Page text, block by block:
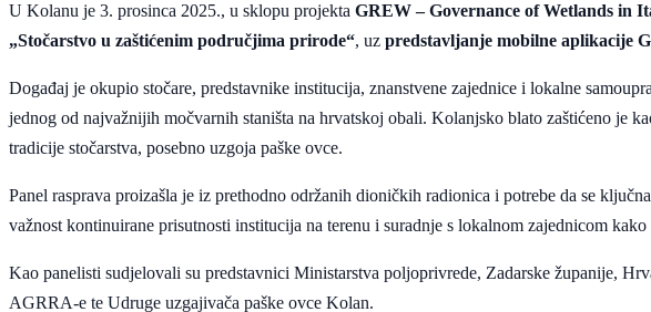
U Kolanu je 3. prosinca 2025., u sklopu projekta GREW – Governance of Wetlands in
„Stočarstvo u zaštićenim područjima prirode“, uz predstavljanje mobilne aplikacije
Događaj je okupio stočare, predstavnike institucija, znanstvene zajednice i lokalne
jednog od najvažnijih močvarnih staništa na hrvatskoj obali. Kolanjsko blato zaštićeno je
tradicije stočarstva, posebno uzgoja paške ovce.
Panel rasprava proizašla je iz prethodno održanih dioničkih radionica i potrebe da se
važnost kontinuirane prisutnosti institucija na terenu i suradnje s lokalnom zajednicom
Kao panelisti sudjelovali su predstavnici Ministarstva poljoprivrede, Zadarske županije,
AGRRA-e te Udruge uzgajivača paške ovce Kolan.